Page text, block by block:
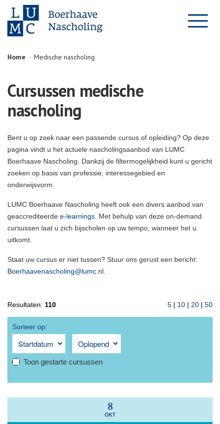
Home Medische nascholing
Cursussen medische
nascholing
Bent u op zoek naar een passende cursus of opleiding? Op deze
pagina vindt u het actuele nascholingsaanbod van LUMC
Boerhaave Nascholing. Dankzij de filtermogelijkheid kunt u gericht
zoeken op basis van professie, interessegebied en
onderwijsvorm.
LUMC Boerhaave Nascholing heeft ook een divers aanbod van
geaccrediteerde e-learnings . Met behulp van deze on-demand
cursussen laat u zich bijscholen op uw tempo, wanneer het u
uitkomt.
Staat uw cursus er niet tussen? Stuur ons gerust een bericht:
Boerhaavenascholing@lumc.nl
Resultaten: 110 5 | 10 | 20 | 50
Sorteer op:
Toon gestarte cursussen
8
OKT